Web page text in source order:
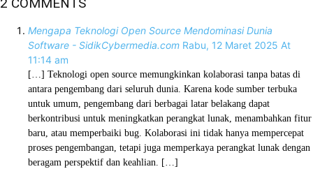
2 COMMENTS
Mengapa Teknologi Open Source Mendominasi Dunia
Software - SidikCybermedia.com Rabu, 12 Maret 2025 At
11:14 am
[…] Teknologi open source memungkinkan kolaborasi tanpa batas di
antara pengembang dari seluruh dunia. Karena kode sumber terbuka
untuk umum, pengembang dari berbagai latar belakang dapat
berkontribusi untuk meningkatkan perangkat lunak, menambahkan fitur
baru, atau memperbaiki bug. Kolaborasi ini tidak hanya mempercepat
proses pengembangan, tetapi juga memperkaya perangkat lunak dengan
beragam perspektif dan keahlian. […]